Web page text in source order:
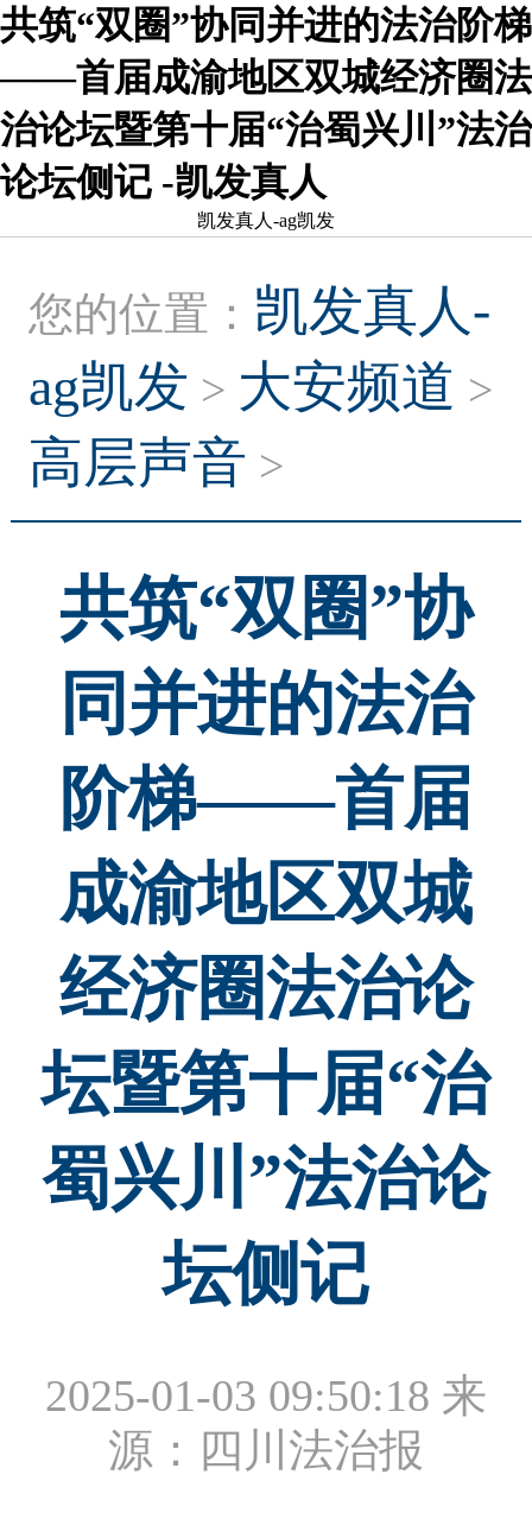
共筑“双圈”协同并进的法治阶梯
——首届成渝地区双城经济圈法
治论坛暨第十届“治蜀兴川”法治
论坛侧记 -凯发真人
凯发真人-ag凯发
您的位置： 凯发真人-
ag凯发 > 大安频道 >
高层声音 >
共筑“双圈”协
同并进的法治
阶梯——首届
成渝地区双城
经济圈法治论
坛暨第十届“治
蜀兴川”法治论
坛侧记
2025-01-03 09:50:18 来
源：四川法治报